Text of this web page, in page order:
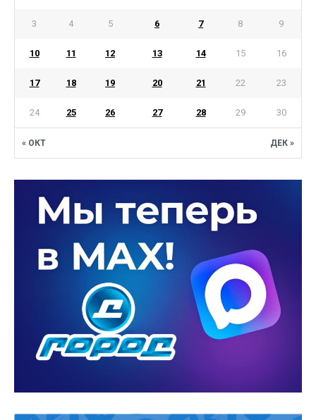
« ОКТ ДЕК »
3 4 5 6 7 8 9
10 11 12 13 14 15 16
17 18 19 20 21 22 23
24 25 26 27 28 29 30